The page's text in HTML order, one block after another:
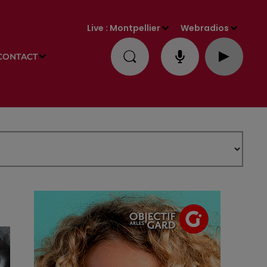
Live : Montpellier Webradios